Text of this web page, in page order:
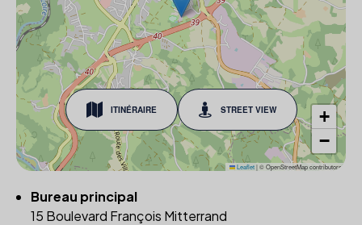
ITINÉRAIRE STREET VIEW
+
−
Leaflet|© OpenStreetMap contributors
Bureau principal
15 Boulevard François Mitterrand